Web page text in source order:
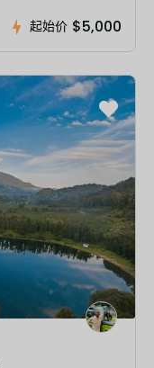
起始价 $5,000